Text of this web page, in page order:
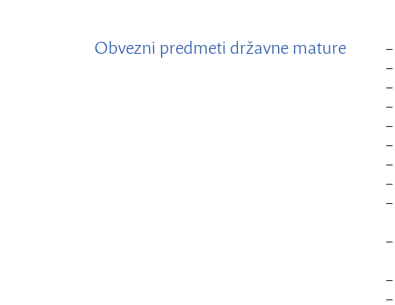
Obvezni predmeti državne mature –
–
–
–
–
–
–
–
–
–
–
–